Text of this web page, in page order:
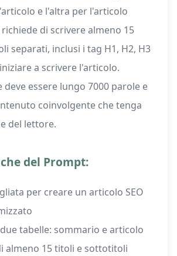
e l'altra per l'articolo
di scrivere almeno 15
separati, inclusi i tag H1, H2, H3
a scrivere l'articolo.
deve essere lungo 7000 parole e
coinvolgente che tenga
del lettore.
del Prompt:
per creare un articolo SEO
tabelle: sommario e articolo
almeno 15 titoli e sottotitoli